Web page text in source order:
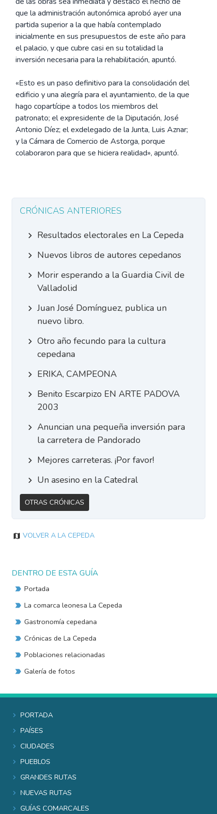
que la administración autonómica aprobó ayer una
partida superior a la que había contemplado
inicialmente en sus presupuestos de este año para
el palacio, y que cubre casi en su totalidad la
inversión necesaria para la rehabilitación, apuntó.
«Esto es un paso definitivo para la consolidación del
edificio y una alegría para el ayuntamiento, de la que
hago copartícipe a todos los miembros del
patronato; el expresidente de la Diputación, José
Antonio Díez; el exdelegado de la Junta, Luis Aznar;
y la Cámara de Comercio de Astorga, porque
colaboraron para que se hiciera realidad», apuntó.
CRÓNICAS ANTERIORES
Resultados electorales en La Cepeda
Nuevos libros de autores cepedanos
Morir esperando a la Guardia Civil de
Valladolid
Juan José Domínguez, publica un
nuevo libro.
Otro año fecundo para la cultura
cepedana
ERIKA, CAMPEONA
Benito Escarpizo EN ARTE PADOVA
2003
Anuncian una pequeña inversión para
la carretera de Pandorado
Mejores carreteras. ¡Por favor!
Un asesino en la Catedral
Otras Crónicas
Volver a La Cepeda
DENTRO DE ESTA GUÍA
Portada
La comarca leonesa La Cepeda
Gastronomía cepedana
Crónicas de La Cepeda
Poblaciones relacionadas
Galería de fotos
Portada
Países
Ciudades
Pueblos
Grandes rutas
Nuevas rutas
Guías comarcales